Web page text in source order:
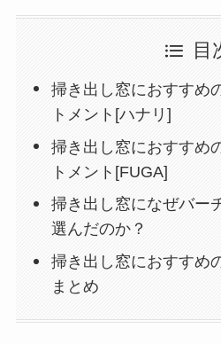
目
掃き出し窓におすすめ
トメント[ハナリ]
掃き出し窓におすすめ
トメント[FUGA]
掃き出し窓になぜバー
選んだのか？
掃き出し窓におすすめ
まとめ